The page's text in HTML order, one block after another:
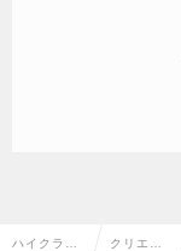
ハイクラス クリエイ